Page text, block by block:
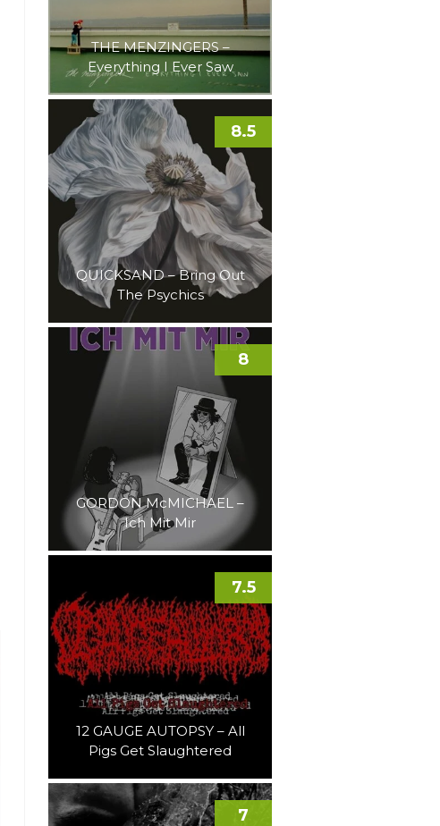
THE MENZINGERS –
Everything I Ever Saw
QUICKSAND – Bring Out
The Psychics
8.5
GORDON McMICHAEL –
Ich Mit Mir
8
12 GAUGE AUTOPSY – All
Pigs Get Slaughtered
7.5
7